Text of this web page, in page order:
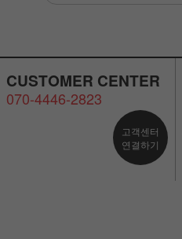
CUSTOMER CENTER
070-4446-2823
고객센터
연결하기